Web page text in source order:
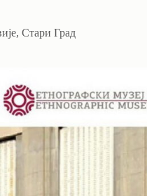
, Стари Град